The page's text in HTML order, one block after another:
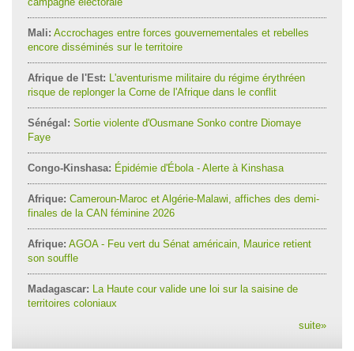
Mali: Accrochages entre forces gouvernementales et rebelles
encore disséminés sur le territoire
Afrique de l'Est: L'aventurisme militaire du régime érythréen
risque de replonger la Corne de l'Afrique dans le conflit
Sénégal: Sortie violente d'Ousmane Sonko contre Diomaye
Faye
Congo-Kinshasa: Épidémie d'Ébola - Alerte à Kinshasa
Afrique: Cameroun-Maroc et Algérie-Malawi, affiches des demi-
finales de la CAN féminine 2026
Afrique: AGOA - Feu vert du Sénat américain, Maurice retient
son souffle
Madagascar: La Haute cour valide une loi sur la saisine de
territoires coloniaux
suite»